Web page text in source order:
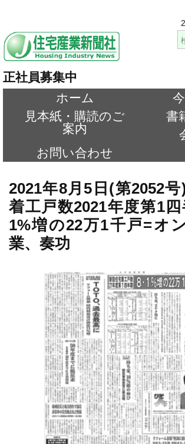
正社員募集中
ホーム
見本紙・購読のご
案内
書
お問い合わせ
2021年8月5日(第2052
着工戸数2021年度第1四
1%増の22万1千戸=オ
業、奏功